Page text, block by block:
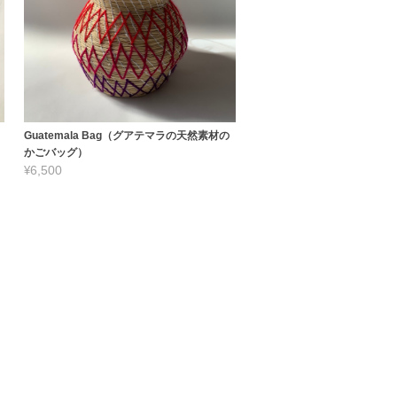
Guatemala Bag（グアテマラの天然素材の
かごバッグ）
¥6,500